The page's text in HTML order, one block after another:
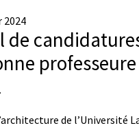
2024
de
de